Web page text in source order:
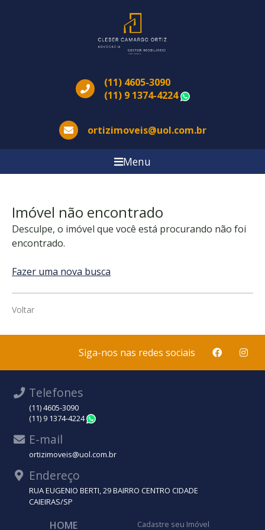
(11) 4605-3090
(11) 9 1374-4224
ortizimoveis@uol.com.br
Menu
Imóvel não encontrado
Desculpe, o imóvel que você está procurando não foi
encontrado.
Fazer uma nova busca
Voltar
Siga-nos nas redes sociais
Telefones
(11) 4605-3090
(11) 9 1374-4224
E-mail
ortizimoveis@uol.com.br
Endereço
RUA EUGENIO BERTI, 29 BAIRRO CENTRO CIDADE
CAIEIRAS/SP
HOME Cadastre seu Imóvel